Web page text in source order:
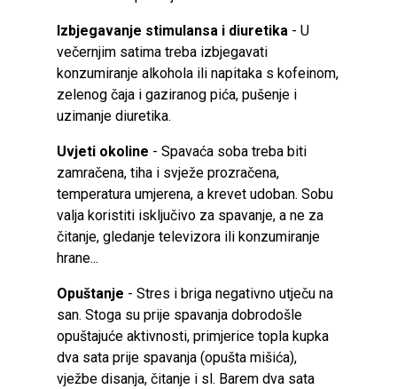
Izbjegavanje stimulansa i diuretika - U
večernjim satima treba izbjegavati
konzumiranje alkohola ili napitaka s kofeinom,
zelenog čaja i gaziranog pića, pušenje i
uzimanje diuretika.
Uvjeti okoline - Spavaća soba treba biti
zamračena, tiha i svježe prozračena,
temperatura umjerena, a krevet udoban. Sobu
valja koristiti isključivo za spavanje, a ne za
čitanje, gledanje televizora ili konzumiranje
hrane...
Opuštanje - Stres i briga negativno utječu na
san. Stoga su prije spavanja dobrodošle
opuštajuće aktivnosti, primjerice topla kupka
dva sata prije spavanja (opušta mišića),
vježbe disanja, čitanje i sl. Barem dva sata